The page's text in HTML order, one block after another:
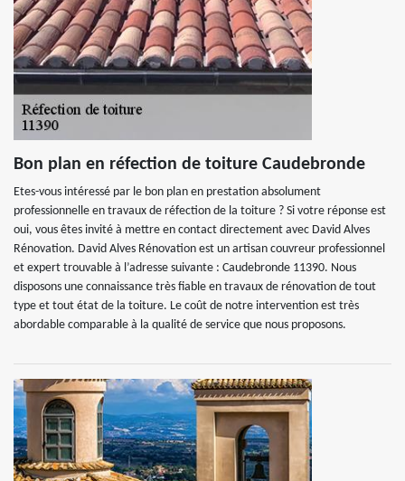
Bon plan en réfection de toiture Caudebronde
Etes-vous intéressé par le bon plan en prestation absolument
professionnelle en travaux de réfection de la toiture ? Si votre réponse est
oui, vous êtes invité à mettre en contact directement avec David Alves
Rénovation. David Alves Rénovation est un artisan couvreur professionnel
et expert trouvable à l’adresse suivante : Caudebronde 11390. Nous
disposons une connaissance très fiable en travaux de rénovation de tout
type et tout état de la toiture. Le coût de notre intervention est très
abordable comparable à la qualité de service que nous proposons.